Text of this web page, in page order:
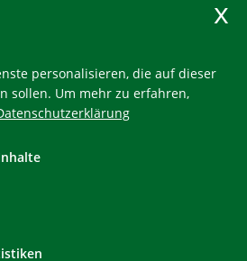
Marke. Die Nutzung muss
Energie Südtirol - KlimaHaus
personalisieren, die auf dieser
sollen. Um mehr zu erfahren,